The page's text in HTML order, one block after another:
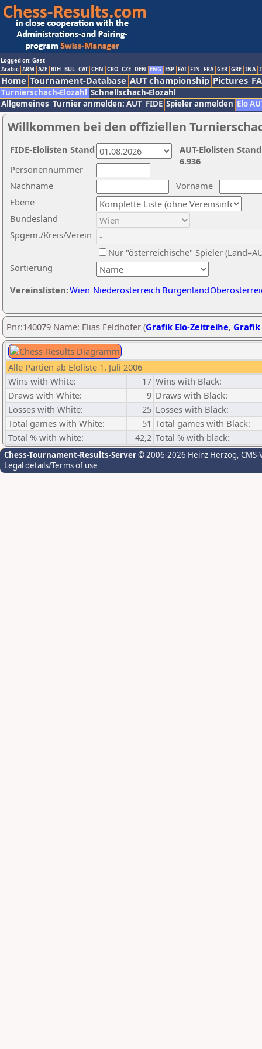
Logged on: Gast
Arabic ARM AZE BIH BUL CAT CHN CRO CZE DEN ENG ESP FAI FIN FRA GER GRE INA
Home Tournament-Database AUT championship Pictures
Turnierschach-Elozahl Schnellschach-Elozahl
Allgemeines Turnier anmelden: AUT FIDE Spieler anmelden Elo
Willkommen bei den offiziellen
Nachname
Vorname
Ebene
Sortierung
Personennummer
Bundesland
Spgem./Kreis/Verein
Nur "österreichische" Spieler
Vereinslisten:Wien Niederösterreich Burgenland
AUT-Elolisten
6.936
FIDE-Elolisten Stand
Pnr:140079 Name: Elias Feldhofer (Grafik Elo-Zeitreihe, Grafik
Alle Partien ab Eloliste 1. Juli 2006
Wins with White:
17 Wins with Black:
Draws with White:
9 Draws with Black:
Losses with White:
25 Losses with Black:
Total games with White:
51 Total games with Black:
Total % with white:
42,2 Total % with black:
Chess-Tournament-Results-Server© 2006-2026 Heinz Herzog,
Legal details/Terms of use